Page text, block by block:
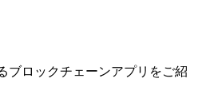
ブロックチェーンアプリをご紹